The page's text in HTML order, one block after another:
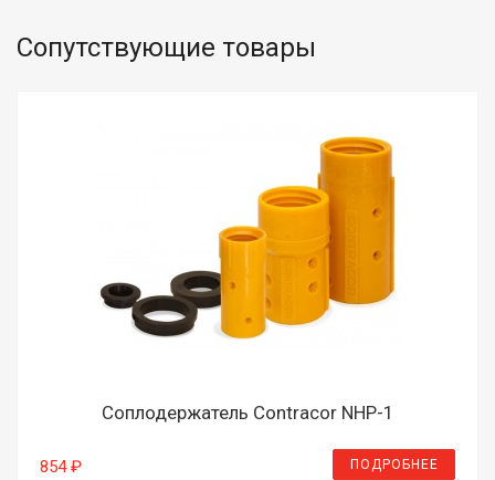
Сопутствующие товары
Соплодержатель Contracor NHP-1
854 ₽ ПОДРОБНЕЕ